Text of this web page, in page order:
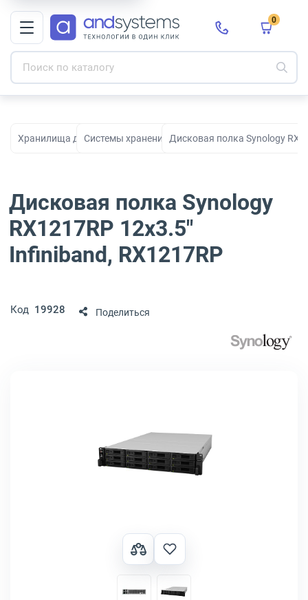
0
Хранилища данныхСистемы хранения данныхДисковая полка Synology
Дисковая полка Synology
RX1217RP 12х3.5"
Infiniband, RX1217RP
Код 19928 Поделиться